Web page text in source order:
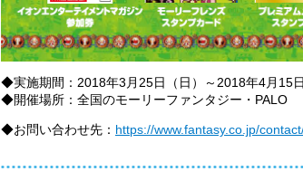
◆実施期間：2018年3月25日（日）～2018年4月
◆開催場所：全国のモーリーファンタジー・PALO
◆お問い合わせ先： https://www.fantasy.co.jp/